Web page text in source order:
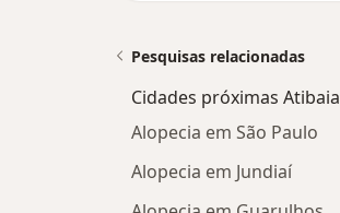
Pesquisas relacionadas
Cidades próximas Atibaia
Alopecia em São Paulo
Alopecia em Jundiaí